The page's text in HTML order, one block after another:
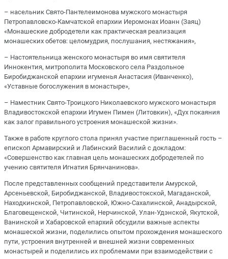
– насельник Свято-Пантелеимонова мужского монастыря
Петропавловско-Камчатской епархии Иеромонах Иоанн (Заяц)
«Монашеские добродетели как практическая реализация
монашеских обетов: целомудрия, послушания, нестяжания»,
– Настоятельница женского монастыря во имя святителя
Иннокентия, митрополита Московского села Раздольное
Биробиджанской епархии игуменья Анастасия (Иванченко),
«Уставные богослужения в монастыре»,
– Наместник Свято-Троицкого Николаевского мужского монастыря
Владивостокской епархии Игумен Пимен (Литовкин), «Дух покаяния
как залог правильного устроения монашеской жизни».
Также в работе круглого стола принял участие приглашенный гость –
епископ Армавирский и Лабинский Василий с докладом:
«Совершенство как главная цель монашеских добродетелей по
учению святителя Игнатия Брянчанинова».
После представленных сообщений представители Амурской,
Арсеньевской, Биробиджанской, Владивостокской, Магаданской,
Находкинской, Петропавловской, Южно-Сахалинской, Анадырской,
Благовещенской, Читинской, Нерчинской, Улан-Удэнской, Якутской,
Ванинской и Хабаровской епархий обсудили важные аспекты
монашеской жизни, поделились опытом прохождения монашеского
пути, устроения внутренней и внешней жизни современных
монастырей и поделились их проблемами при взаимодействии с